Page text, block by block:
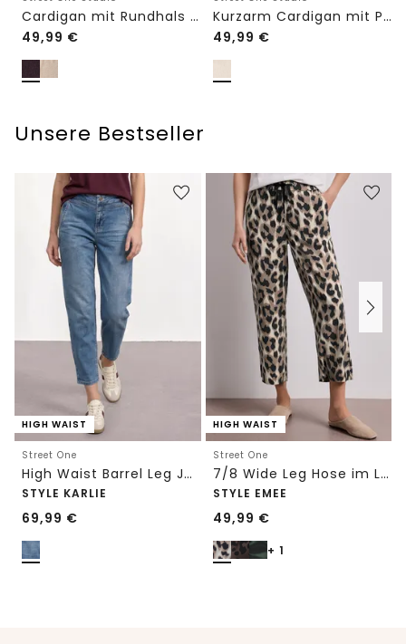
Cardigan mit Rundhals und Knöpfen
49,99 €
Kurzarm Cardigan mit Polokragen
49,99 €
Unsere Bestseller
HIGH WAIST
Street One
High Waist Barrel Leg Jeans im Loose Fit
STYLE KARLIE
69,99 €
HIGH WAIST
Street One
7/8 Wide Leg Hose im Loose Fit mit Print
STYLE EMEE
49,99 €
+ 1